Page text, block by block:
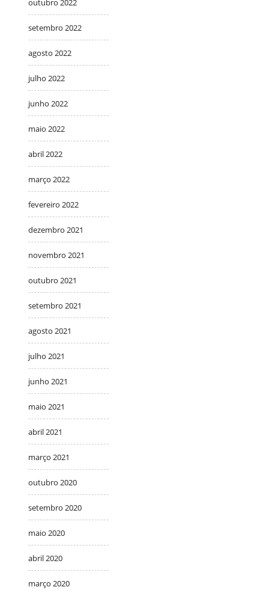
outubro 2022
setembro 2022
agosto 2022
julho 2022
junho 2022
maio 2022
abril 2022
março 2022
fevereiro 2022
dezembro 2021
novembro 2021
outubro 2021
setembro 2021
agosto 2021
julho 2021
junho 2021
maio 2021
abril 2021
março 2021
outubro 2020
setembro 2020
maio 2020
abril 2020
março 2020